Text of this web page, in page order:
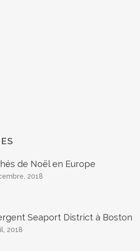
de Noël en Europe
2018
Seaport District à Boston
2018